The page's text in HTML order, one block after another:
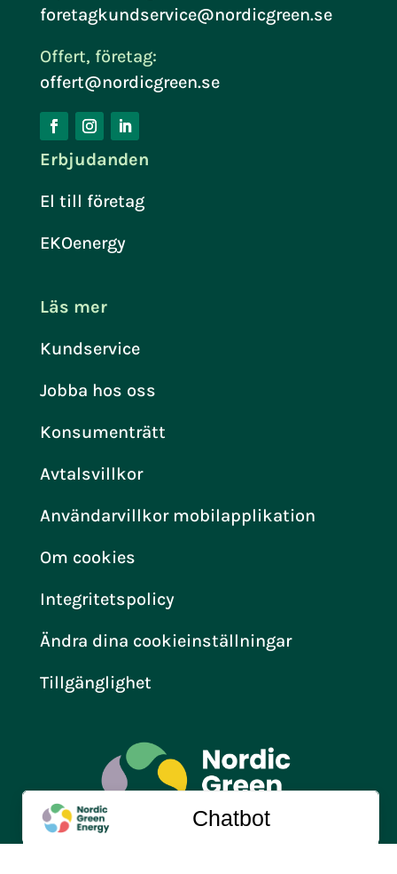
foretagkundservice@nordicgreen.se
Offert, företag:
offert@nordicgreen.se
Erbjudanden
El till företag
EKOenergy
Läs mer
Kundservice
Jobba hos oss
Konsumenträtt
Avtalsvillkor
Användarvillkor mobilapplikation
Om cookies
Integritetspolicy
Ändra dina cookieinställningar
Tillgänglighet